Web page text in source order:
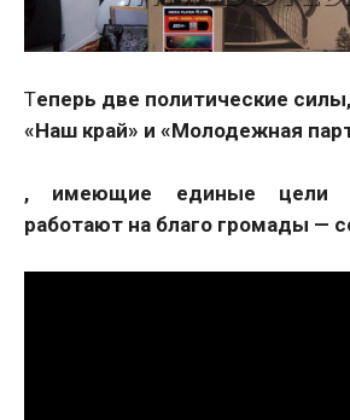
Теперь две политические силы,
«Наш край» и «Молодежная
, имеющие единые цели
работают на благо громады —